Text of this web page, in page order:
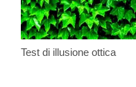
Test di illusione ottica